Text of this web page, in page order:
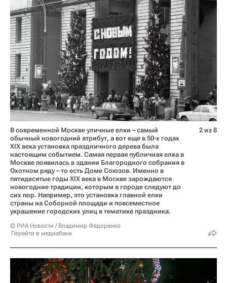
В современной Москве уличные елки – самый
обычный новогодний атрибут, а вот еще в 50-х годах
XIX века установка праздничного дерева была
настоящим событием. Самая первая публичная елка в
Москве появилась в здании Благородного собрания в
Охотном ряду – то есть Доме Союзов. Именно в
пятидесятые годы XIX века в Москве зарождаются
новогодние традиции, которым в городе следуют до
сих пор. Например, это установка главной елки
страны на Соборной площади и повсеместное
украшение городских улиц в тематике праздника.
© РИА Новости / Владимир Федоренко
Перейти в медиабанк
2 из 8